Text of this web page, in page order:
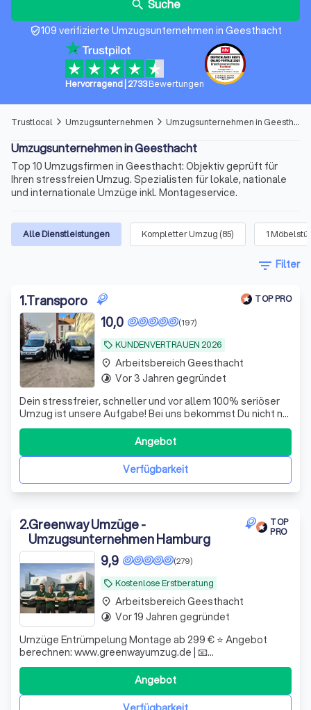
search Suche
verified_user109 verifizierte Umzugsunternehmen in Geesthacht
Hervorragend| 2733 Bewertungen
Trustlocal arrow_forward_ios Umzugsunternehmen arrow_forward_ios Umzugsunternehmen in Geesthacht
Umzugsunternehmen in Geesthacht
Top 10 Umzugsfirmen in Geesthacht: Objektiv geprüft für
Ihren stressfreien Umzug. Spezialisten für lokale, nationale
und internationale Umzüge inkl. Montageservice.
Alle Dienstleistungen Kompletter Umzug (85) 1
filter_list Filter
1.Transporo TOP PRO
local_offer KUNDENVERTRAUEN 2026
(197)
10,0
Dein stressfreier, schneller und vor allem 100% seriöser
Umzug ist unsere Aufgabe! Bei uns bekommst Du nicht nur
einen Festpreis, der auch wirklich fest ist, sondern vor
allem auch unser Versprechen, dass alles so geplant wird
wie Du es brauchst. Versteckte Kosten und
Unzuverlässigkeiten sind so gar
Verfügbarkeit
Angebot
place Arbeitsbereich Geesthacht
timelapse Vor 3 Jahren gegründet
2.Greenway Umzüge -
Umzugsunternehmen Hamburg
TOP
PRO
local_offer Kostenlose Erstberatung
(279)
9,9
Umzüge Entrümpelung Montage ab 299 € ⭐️ Angebot
berechnen: www.greenwayumzug.de | 📧
info@greenwayumzug.de | Ihr Ansprechpartner ganze
Metropolregion Hamburg, Schleswig-Holstein & ganz
Deutschland
Angebot
place Arbeitsbereich Geesthacht
timelapse Vor 19 Jahren gegründet